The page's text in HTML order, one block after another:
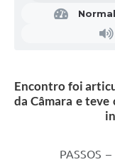
Encontro foi
da Câmara e
PASSOS –